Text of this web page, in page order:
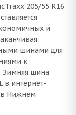
205/55 R16
и
шинами для
к
Зимняя шина
в интернет-
в Нижнем